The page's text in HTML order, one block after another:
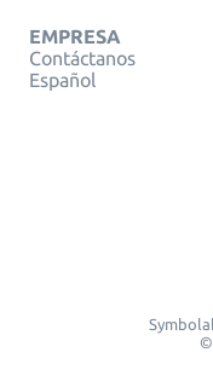
EMPRESA
Contáctanos
Español
©